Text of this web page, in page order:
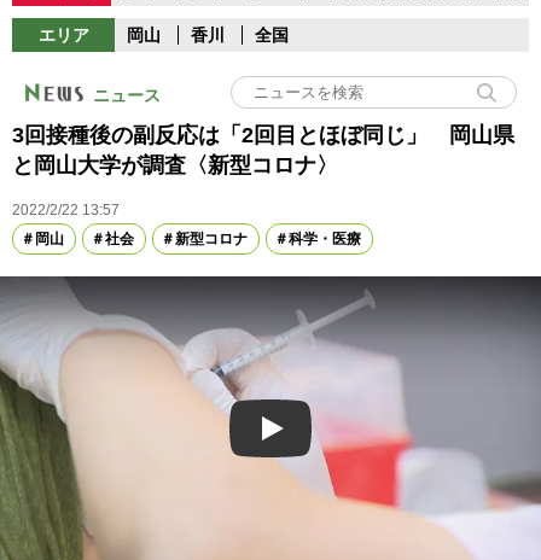
エリア 岡山 香川 全国
ニュース
3回接種後の副反応は「2回目とほぼ同じ」 岡山県
と岡山大学が調査〈新型コロナ〉
2022/2/22 13:57
岡山
社会 新型コロナ 科学・医療
Play